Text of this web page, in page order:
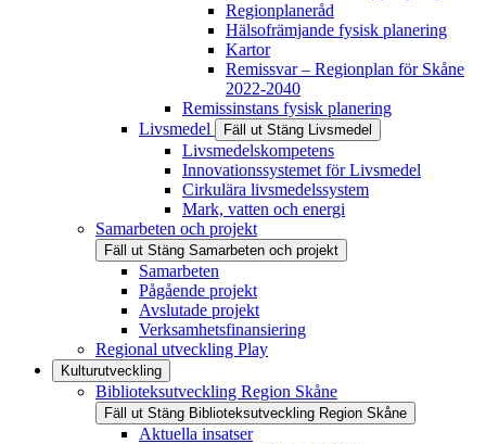
Regionplaneråd
Hälsofrämjande fysisk planering
Kartor
Remissvar – Regionplan för Skåne
2022-2040
Remissinstans fysisk planering
Livsmedel
Fäll ut Stäng Livsmedel
Livsmedelskompetens
Innovationssystemet för Livsmedel
Cirkulära livsmedelssystem
Mark, vatten och energi
Samarbeten och projekt
Fäll ut Stäng Samarbeten och projekt
Samarbeten
Pågående projekt
Avslutade projekt
Verksamhetsfinansiering
Regional utveckling Play
Kulturutveckling
Biblioteksutveckling Region Skåne
Fäll ut Stäng Biblioteksutveckling Region Skåne
Aktuella insatser